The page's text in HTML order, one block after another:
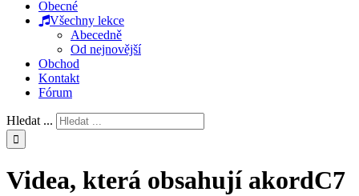
Obecné
Všechny lekce
Abecedně
Od nejnovější
Obchod
Kontakt
Fórum
Hledat ...
Videa, která obsahují akordC7